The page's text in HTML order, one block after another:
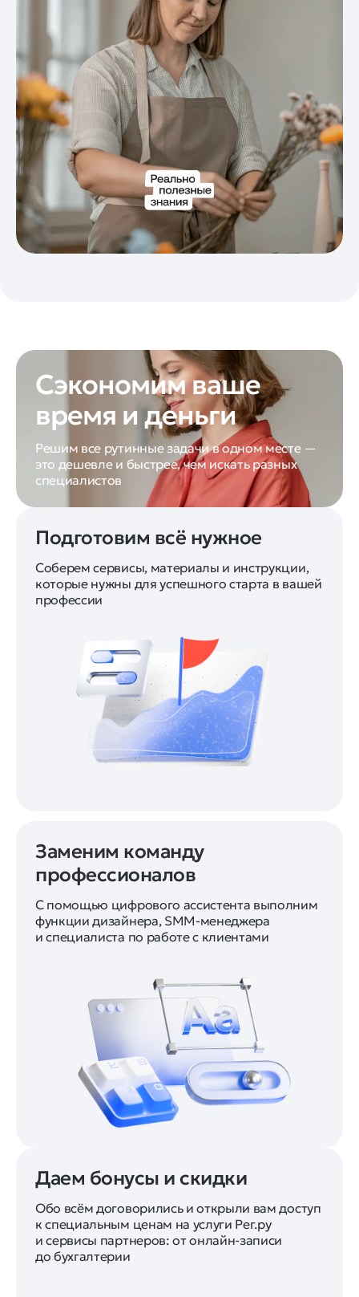
Сэкономим ваше
время и деньги
Решим все рутинные задачи в одном месте —
это дешевле и быстрее, чем искать разных
специалистов
Подготовим всё нужное
Соберем сервисы, материалы и инструкции,
которые нужны для успешного старта в вашей
профессии
Заменим команду
профессионалов
С помощью цифрового ассистента выполним
функции дизайнера, SMM-менеджера
и специалиста по работе с клиентами
Даем бонусы и скидки
Обо всём договорились и открыли вам доступ
к специальным ценам на услуги Рег.ру
и сервисы партнеров: от онлайн-записи
до бухгалтерии